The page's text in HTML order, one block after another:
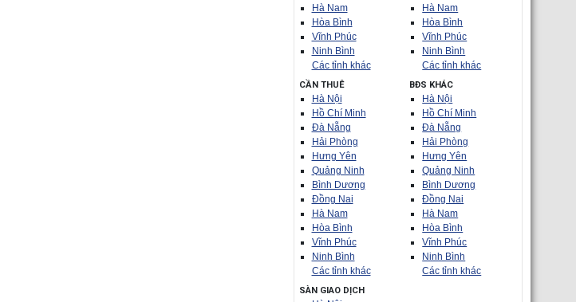
Hà Nam
Hòa Bình
Vĩnh Phúc
Ninh Bình
Các tỉnh khác
Hà Nam
Hòa Bình
Vĩnh Phúc
Ninh Bình
Các tỉnh khác
CẦN THUÊ
Hà Nội
Hồ Chí Minh
Đà Nẵng
Hải Phòng
Hưng Yên
Quảng Ninh
Bình Dương
Đồng Nai
Hà Nam
Hòa Bình
Vĩnh Phúc
Ninh Bình
Các tỉnh khác
BĐS KHÁC
Hà Nội
Hồ Chí Minh
Đà Nẵng
Hải Phòng
Hưng Yên
Quảng Ninh
Bình Dương
Đồng Nai
Hà Nam
Hòa Bình
Vĩnh Phúc
Ninh Bình
Các tỉnh khác
SÀN GIAO DỊCH